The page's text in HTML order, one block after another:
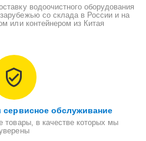
водоочистного оборудования
со склада в России и на
или контейнером из Китая
сервисное обслуживание
товары, в качестве которых мы